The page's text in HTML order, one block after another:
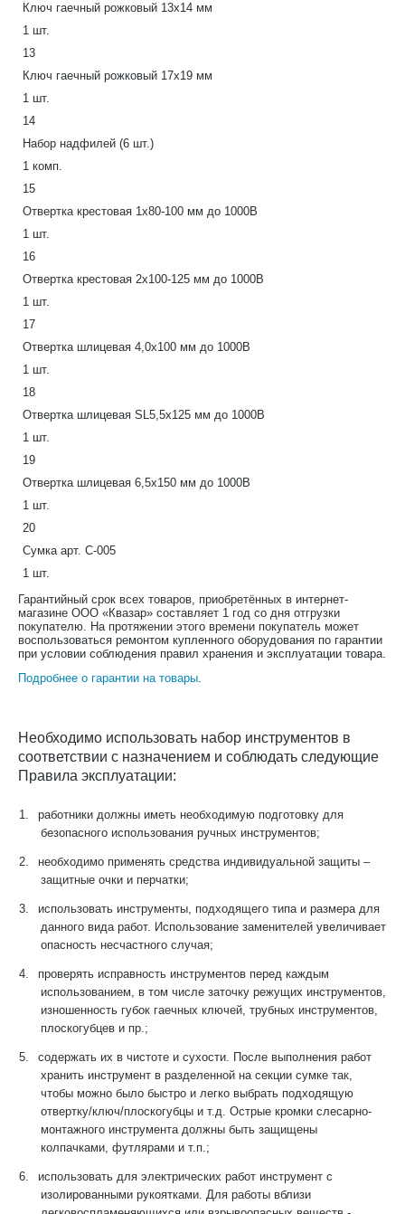
Ключ гаечный рожковый 13x14 мм
1 шт.
13
Ключ гаечный рожковый 17x19 мм
1 шт.
14
Набор надфилей (6 шт.)
1 комп.
15
Отвертка крестовая 1х80-100 мм до 1000В
1 шт.
16
Отвертка крестовая 2х100-125 мм до 1000В
1 шт.
17
Отвертка шлицевая 4,0х100 мм до 1000В
1 шт.
18
Отвертка шлицевая SL5,5х125 мм до 1000В
1 шт.
19
Отвертка шлицевая 6,5х150 мм до 1000В
1 шт.
20
Сумка арт. С-005
1 шт.
Гарантийный срок всех товаров, приобретённых в интернет-
магазине ООО «Квазар» составляет 1 год со дня отгрузки
покупателю. На протяжении этого времени покупатель может
воспользоваться ремонтом купленного оборудования по гарантии
при условии соблюдения правил хранения и эксплуатации товара.
Подробнее о гарантии на товары.
Необходимо использовать набор инструментов в
соответствии с назначением и соблюдать следующие
Правила эксплуатации:
1.
работники должны иметь необходимую подготовку для
безопасного использования ручных инструментов;
2.
необходимо применять средства индивидуальной защиты –
защитные очки и перчатки;
3.
использовать инструменты, подходящего типа и размера для
данного вида работ. Использование заменителей увеличивает
опасность несчастного случая;
4.
проверять исправность инструментов перед каждым
использованием, в том числе заточку режущих инструментов,
изношенность губок гаечных ключей, трубных инструментов,
плоскогубцев и пр.;
5.
содержать их в чистоте и сухости. После выполнения работ
хранить инструмент в разделенной на секции сумке так,
чтобы можно было быстро и легко выбрать подходящую
отвертку/ключ/плоскогубцы и т.д. Острые кромки слесарно-
монтажного инструмента должны быть защищены
колпачками, футлярами и т.п.;
6.
использовать для электрических работ инструмент с
изолированными рукоятками. Для работы вблизи